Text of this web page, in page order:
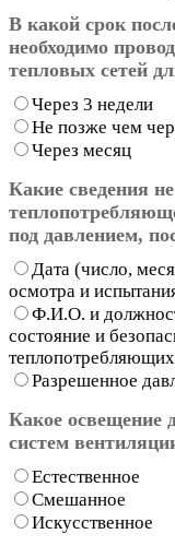
В какой срок
необходимо
тепловых сетей
Через 3 недели
Не позже чем
Через месяц
Какие сведения
под давлением,
Дата (число,
осмотра и
Ф.И.О. и
состояние и
Разрешенное
Какое
систем
Естественное
Смешанное
Искусственное